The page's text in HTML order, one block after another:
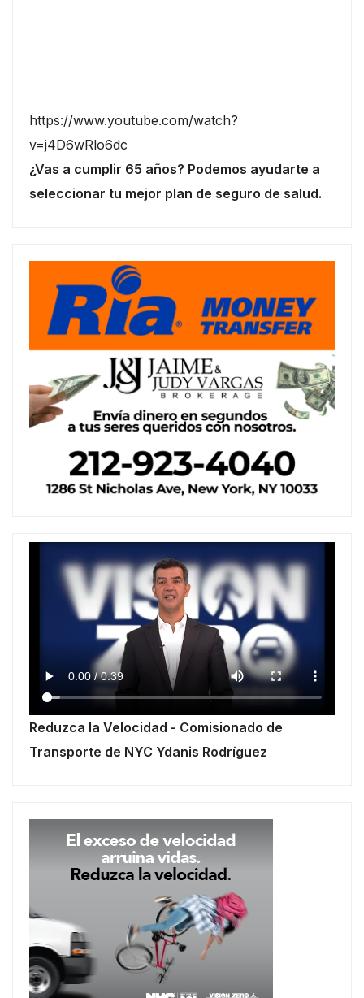
https://www.youtube.com/watch?
v=j4D6wRlo6dc
¿Vas a cumplir 65 años? Podemos ayudarte a
seleccionar tu mejor plan de seguro de salud.
Reduzca la Velocidad - Comisionado de
Transporte de NYC Ydanis Rodríguez